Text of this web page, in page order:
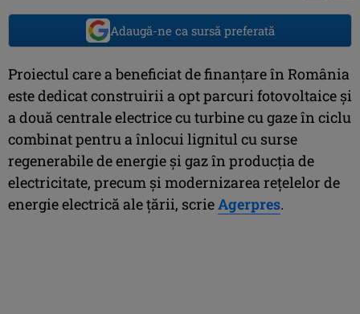
Adaugă-ne ca sursă preferată
Proiectul care a beneficiat de finanţare în România
este dedicat construirii a opt parcuri fotovoltaice şi
a două centrale electrice cu turbine cu gaze în ciclu
combinat pentru a înlocui lignitul cu surse
regenerabile de energie şi gaz în producţia de
electricitate, precum şi modernizarea reţelelor de
energie electrică ale ţării, scrieAgerpres.